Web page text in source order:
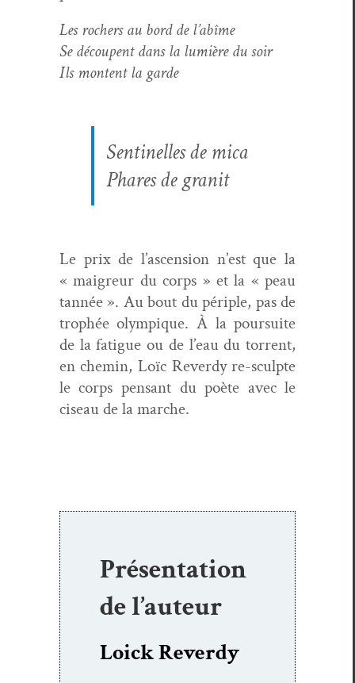
Les rochers au bord de l’abîme
Se découpent dans la lumière du soir
Ils mon­tent la garde
Sen­tinelles de mica
Phares de granit
Le prix de l’ascension n’est que la
« mai­greur du corps » et la « peau
tan­née ». Au bout du périple, pas de
trophée olympique. À la pour­suite
de la fatigue ou de l’eau du tor­rent,
en chemin, Loïc Reverdy re-sculpte
le corps pen­sant du poète avec le
ciseau de la marche.
Présentation
de l’auteur
Loick Reverdy